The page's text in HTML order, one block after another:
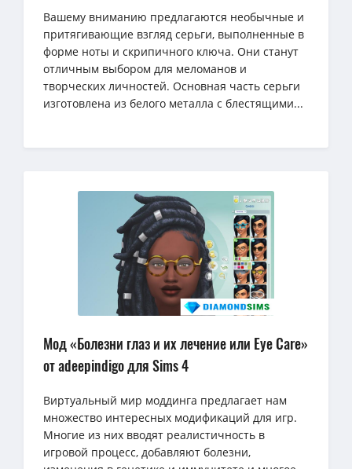
Вашему вниманию предлагаются необычные и
притягивающие взгляд серьги, выполненные в
форме ноты и скрипичного ключа. Они станут
отличным выбором для меломанов и
творческих личностей. Основная часть серьги
изготовлена из белого металла с блестящими...
Мод «Болезни глаз и их лечение или Eye Care»
от adeepindigo для Sims 4
Виртуальный мир моддинга предлагает нам
множество интересных модификаций для игр.
Многие из них вводят реалистичность в
игровой процесс, добавляют болезни,